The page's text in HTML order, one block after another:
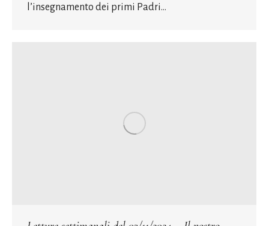
l’insegnamento dei primi Padri…